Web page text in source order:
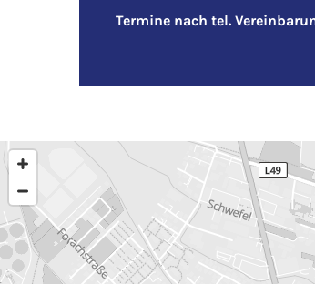
Termine nach tel.